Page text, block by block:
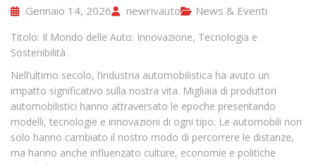
Gennaio 14, 2026 newrivauto News & Eventi
Titolo: Il Mondo delle Auto: Innovazione, Tecnologia e
Sostenibilità
Nell’ultimo secolo, l’industria automobilistica ha avuto un
impatto significativo sulla nostra vita. Migliaia di produttori
automobilistici hanno attraversato le epoche presentando
modelli, tecnologie e innovazioni di ogni tipo. Le automobili non
solo hanno cambiato il nostro modo di percorrere le distanze,
ma hanno anche influenzato culture, economie e politiche